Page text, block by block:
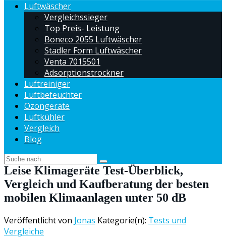
Luftwäscher
Vergleichssieger
Top Preis- Leistung
Boneco 2055 Luftwäscher
Stadler Form Luftwäscher
Venta 7015501
Adsorptionstrockner
Luftreiniger
Luftbefeuchter
Ozongeräte
Luftkühler
Vergleich
Blog
Leise Klimageräte Test-Überblick,
Vergleich und Kaufberatung der besten
mobilen Klimaanlagen unter 50 dB
Veröffentlicht von Jonas Kategorie(n): Tests und
Vergleiche